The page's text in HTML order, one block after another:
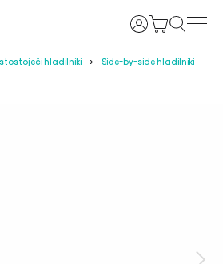
Prijava
hladilniki
Side-by-side hladilniki